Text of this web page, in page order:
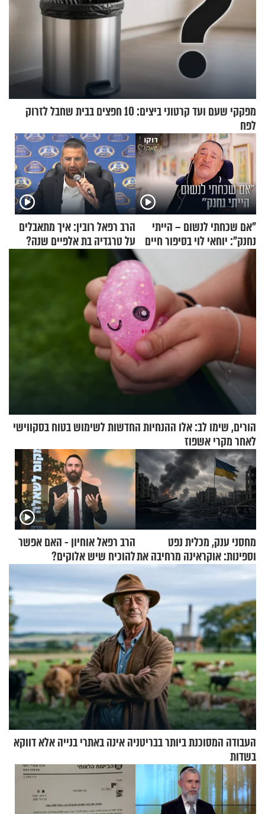
מפקקי שעם ועד קרטוני ביצים: 10 חפצים בבית שחבל לזרוק
לפח
"אם שכחתי לנשום – הייתי
נחנק": יוחאי לוי בסיפור חיים
מעורר השראה
הרב רפאל רובין: איך מתאבלים
על טרגדיה בת אלפיים שנה?
הורים, שימו לב: אלו ההנחיות החדשות לשימוש בטוח בסקווישי
לאחר מקרי אשפוז
מחסני ענק, מכלית נפט
וספינות: אוקראינה מרחיבה את
התקיפות בעומק רוסיה
הרב רפאל אוחיון - האם אפשר
להוכיח שיש אלוקים?
העבודה המסוכנת ביותר בבריטניה אינה באתרי בנייה אלא דווקא
בשדות